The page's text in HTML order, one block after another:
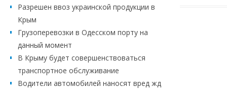
Разрешен ввоз украинской продукции в
Крым
Грузоперевозки в Одесском порту на
данный момент
В Крыму будет совершенствоваться
транспортное обслуживание
Водители автомобилей наносят вред жд